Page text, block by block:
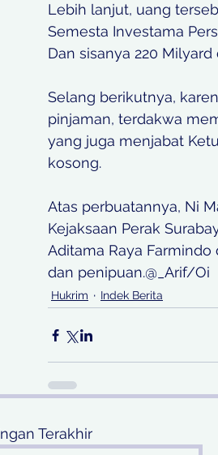
Lebih lanjut, uang
Semesta Investama
Dan sisanya 220
Selang berikutnya,
pinjaman, terdakwa
yang juga menjabat
kosong.
Atas perbuatannya, Ni
Kejaksaan Perak
Aditama Raya Farmindo
dan penipuan.@_Arif/Oi
Hukrim Indek Berita
Terakhir